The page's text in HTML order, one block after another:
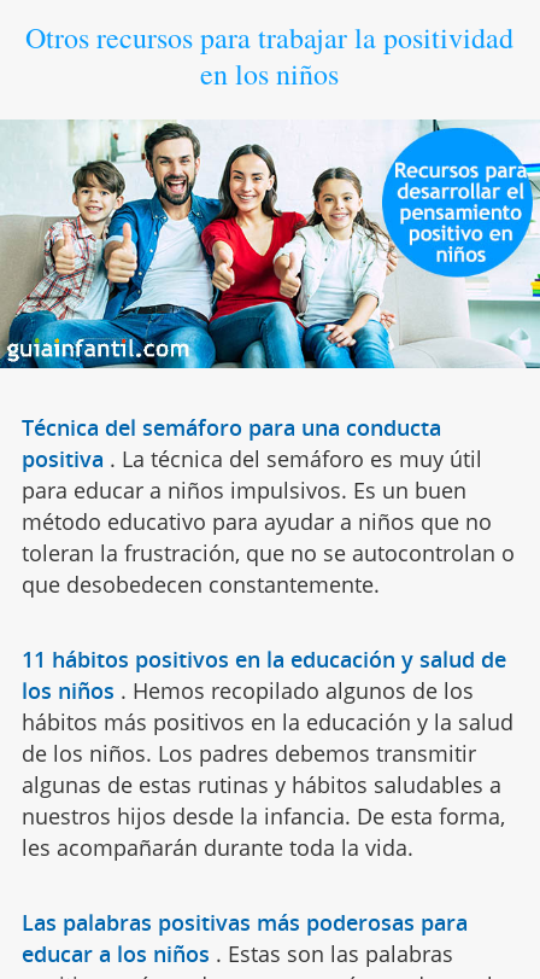
Otros recursos para trabajar la positividad
en los niños
Técnica del semáforo para una conducta
positiva . La técnica del semáforo es muy útil
para educar a niños impulsivos. Es un buen
método educativo para ayudar a niños que no
toleran la frustración, que no se autocontrolan o
que desobedecen constantemente.
11 hábitos positivos en la educación y salud de
los niños . Hemos recopilado algunos de los
hábitos más positivos en la educación y la salud
de los niños. Los padres debemos transmitir
algunas de estas rutinas y hábitos saludables a
nuestros hijos desde la infancia. De esta forma,
les acompañarán durante toda la vida.
Las palabras positivas más poderosas para
educar a los niños . Estas son las palabras